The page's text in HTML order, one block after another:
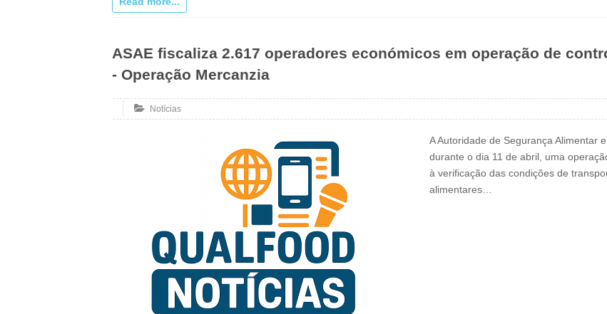
ASAE fiscaliza 2.617 operadores económicos em operação de
- Operação Mercanzia
Notícias
A Autoridade de Segurança Alimentar
durante o dia 11 de abril, uma
à verificação das condições de
alimentares…